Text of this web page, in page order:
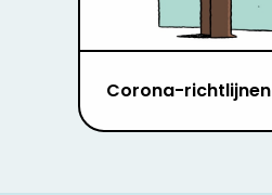
Corona-richtlijnen